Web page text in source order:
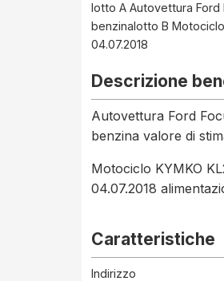
lotto A Autovettura Ford
benzinalotto B
04.07.2018
Descrizione
Autovettura Ford
benzina valore di
Motociclo KYMKO
04.07.2018
Caratteristiche
Indirizzo